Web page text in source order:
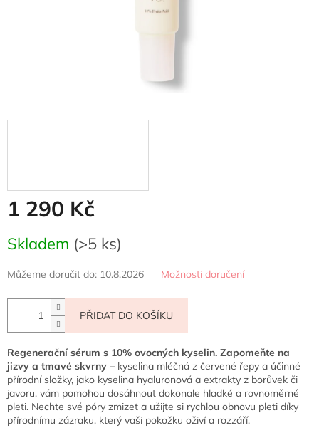
1 290 Kč
cena:
Skladem (>5 ks)
Můžeme doručit do: 10.8.2026 Možnosti doručení
PŘIDAT DO KOŠÍKU
Regenerační sérum s 10% ovocných kyselin. Zapomeňte na
jizvy a tmavé skvrny – kyselina mléčná z červené řepy a účinné
přírodní složky, jako kyselina hyaluronová a extrakty z borůvek či
javoru, vám pomohou dosáhnout dokonale hladké a rovnoměrné
pleti. Nechte své póry zmizet a užijte si rychlou obnovu pleti díky
přírodnímu zázraku, který vaši pokožku oživí a rozzáří.